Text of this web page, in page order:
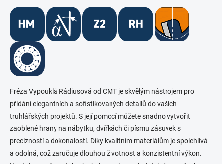
Fréza Vypouklá Rádiusová od CMT je skvělým nástrojem pro
přidání elegantních a sofistikovaných detailů do vašich
truhlářských projektů. S její pomocí můžete snadno vytvořit
zaoblené hrany na nábytku, dvířkách či písmu zásuvek s
precizností a dokonalostí. Díky kvalitním materiálům je spolehlivá
a odolná, což zaručuje dlouhou životnost a konzistentní výkon.